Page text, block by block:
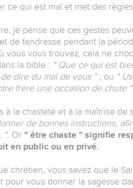
ce qui est mal et met des
je pense que ces gestes
et de tendresse pendant la
vous vous trouvez, cela ne
la bible : " Que ce qui est
dire du mal de vous "; ou "
frère une occasion de chute "
à la chasteté et à la maîtrise de
de bonnes instructions,
". Or " être chaste " signifie
en public ou en privé.
chrétien, vous savez que le
pour vous donner la sagesse